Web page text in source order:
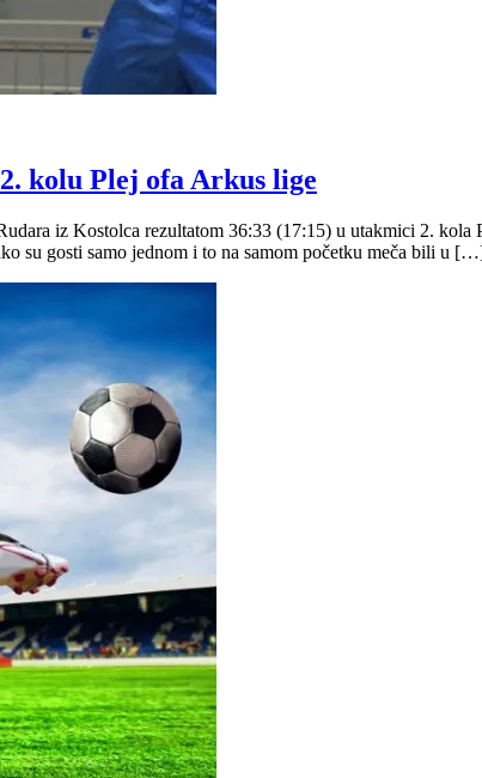
kolu Plej ofa Arkus lige
iz Kostolca rezultatom 36:33 (17:15) u utakmici 2.
su gosti samo jednom i to na samom početku meča bili u